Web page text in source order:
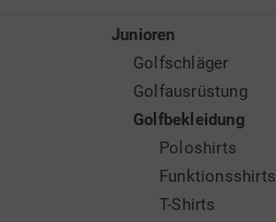
Junioren
Golfschläger
Golfausrüstung
Golfbekleidung
Poloshirts
Funktionsshirts
T-Shirts